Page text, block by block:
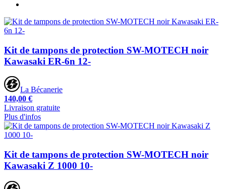
Kit de tampons de protection SW-MOTECH noir
Kawasaki ER-6n 12-
La Bécanerie
140,00 €
Livraison gratuite
Plus d'infos
Kit de tampons de protection SW-MOTECH noir
Kawasaki Z 1000 10-